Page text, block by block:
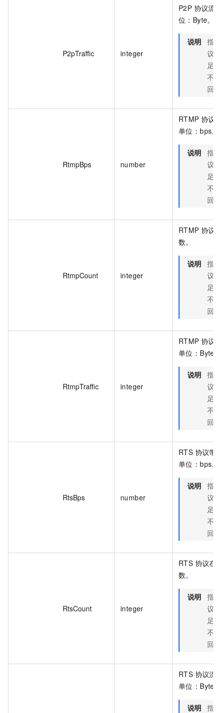
P2pTraffic integer
P2P 协议流
位：Byte。
说明 指
议
足
不返
回。
RtmpBps number
RTMP 协议
单位：bps。
说明 指
议
足
不返
回。
RtmpCount integer
RTMP 协议
数。
说明 指
议
足
不返
回。
RtmpTraffic integer
RTMP 协议
单位：Byte
说明 指
议
足
不返
回。
RtsBps number
RTS 协议带
单位：bps。
说明 指
议
足
不返
回。
RtsCount integer
RTS 协议在
数。
说明 指
议
足
不返
回。
RTS 协议流
单位：Byte
说明 指